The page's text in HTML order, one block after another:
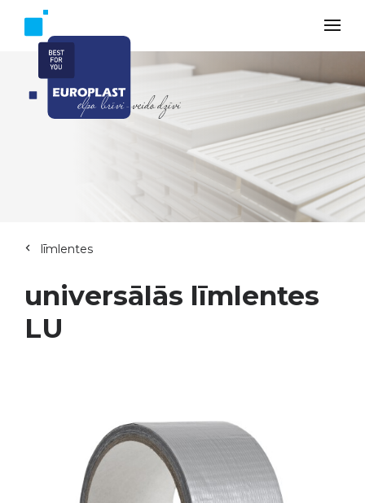
līmlentes
universālās līmlentes
LU